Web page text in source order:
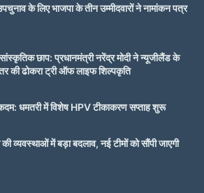
के लिए भाजपा के तीन उम्मीदवारों ने नामांकन पत्र
छाप: प्रधानमंत्री नरेंद्र मोदी ने न्यूजीलैंड के
की ढोकरा ट्री ऑफ लाइफ शिल्पकृति
धमतरी में विशेष HPV टीकाकरण सप्ताह शुरू
की व्यवस्थाओं में बड़ा बदलाव, नई टीमों को सौंपी जाएगी